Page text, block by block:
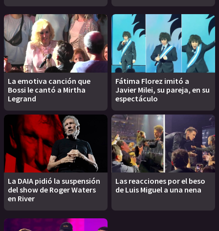
La emotiva canción que
Bossi le cantó a Mirtha
Legrand
Fátima Florez imitó a
Javier Milei, su pareja, en su
espectáculo
La DAIA pidió la suspensión
del show de Roger Waters
en River
Las reacciones por el beso
de Luis Miguel a una nena